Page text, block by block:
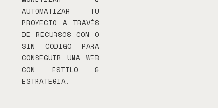
AUTOMATIZAR TU
PROYECTO A TRAVÉS
DE RECURSOS CON O
SIN CÓDIGO PARA
CONSEGUIR UNA WEB
CON ESTILO &
ESTRATEGIA.